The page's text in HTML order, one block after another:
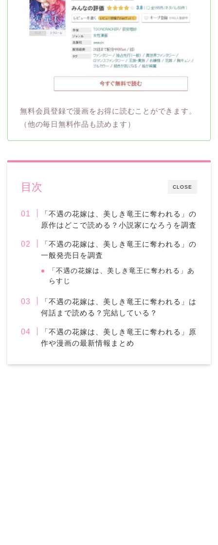
無料会員登録で漫画をお得に読むことができます。
（他の毎日無料作品も読めます）
CLOSE
目次
「不遇の花嫁は、美しき竜王に奪われる」の
原作はどこで読める？小説家になろうを調査
「不遇の花嫁は、美しき竜王に奪われる」の
一般発売日を調査
「不遇の花嫁は、美しき竜王に奪われる」あ
らすじ
「不遇の花嫁は、美しき竜王に奪われる」は
何話まで読める？完結している？
「不遇の花嫁は、美しき竜王に奪われる」原
作や漫画の最新情報まとめ